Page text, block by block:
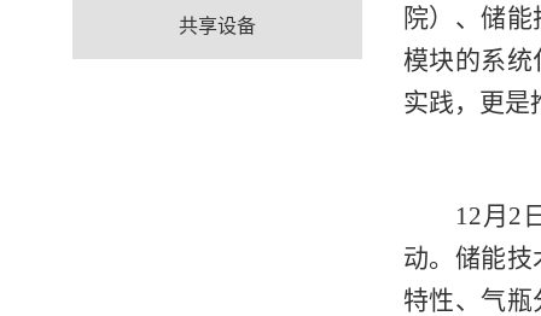
共享设备
院）、储
模块的系统
实践，更是
12月2
动。储能
特性、气